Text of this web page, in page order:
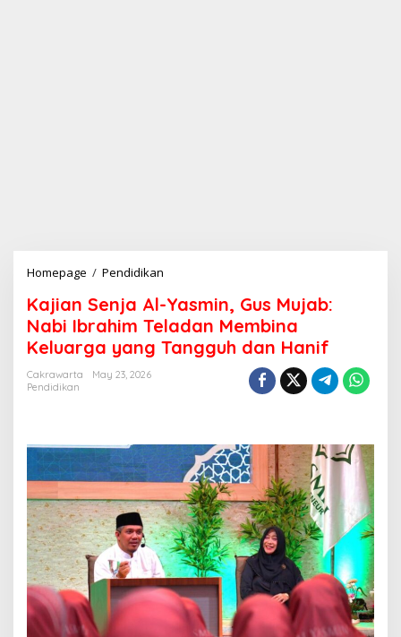
Homepage / Pendidikan
j
i
a
n
A
l
-
Y
a
s
m
i
n
,
u
Kajian Senja Al-Yasmin, Gus Mujab:
Nabi Ibrahim Teladan Membina
Keluarga yang Tangguh dan Hanif
Cakrawarta
May 23, 2026
Pendidikan